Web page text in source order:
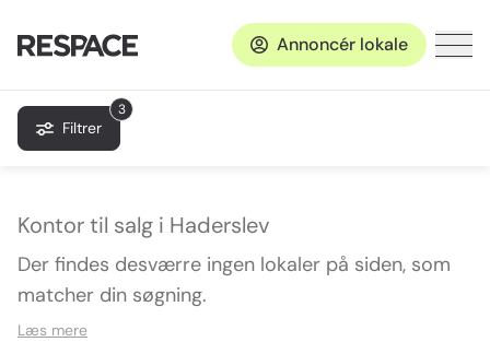
Annoncér lokale
3
Filtrer
Kontor til salg i Haderslev
Der findes desværre ingen lokaler på siden, som
matcher din søgning.
Læs mere